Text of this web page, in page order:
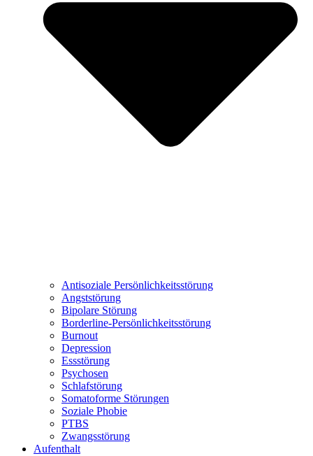
Antisoziale Persönlichkeitsstörung
Angststörung
Bipolare Störung
Borderline-Persönlichkeitsstörung
Burnout
Depression
Essstörung
Psychosen
Schlafstörung
Somatoforme Störungen
Soziale Phobie
PTBS
Zwangsstörung
Aufenthalt